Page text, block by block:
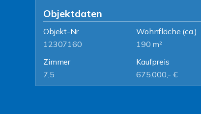
Objektdaten
Objekt-Nr.
12307160
Wohnfläche (ca.)
190 m²
Zimmer
7,5
Kaufpreis
675.000,- €